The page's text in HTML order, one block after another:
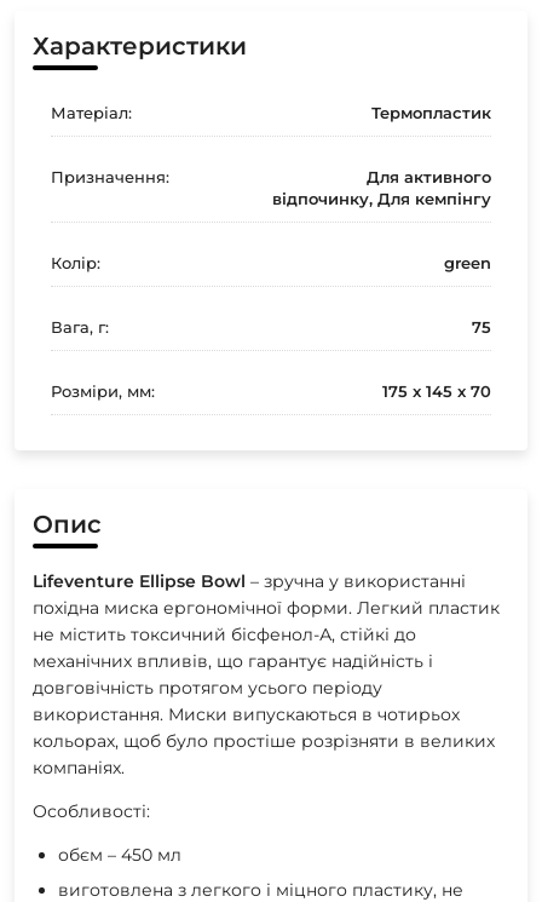
Характеристики
Матеріал: Термопластик
Призначення:
Для активного
відпочинку, Для кемпінгу
Колір: green
Вага, г: 75
Розміри, мм: 175 x 145 x 70
Опис
Lifeventure Ellipse Bowl – зручна у використанні
похідна миска ергономічної форми. Легкий пластик
не містить токсичний бісфенол-А, стійкі до
механічних впливів, що гарантує надійність і
довговічність протягом усього періоду
використання. Миски випускаються в чотирьох
кольорах, щоб було простіше розрізняти в великих
компаніях.
Особливості:
обєм – 450 мл
виготовлена ​​з легкого і міцного пластику, не